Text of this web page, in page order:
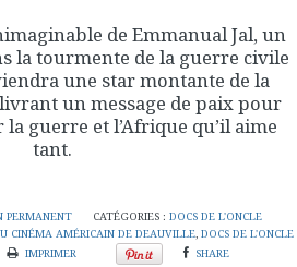
de Emmanual Jal, un
la tourmente de la guerre civile
une star montante de la
un message de paix pour
guerre et l’Afrique qu’il aime
tant.
PERMANENT CATÉGORIES :DOCS DE L'ONCLE
CINÉMA AMÉRICAIN DE DEAUVILLE ,DOCS DE L'ONCLE
IMPRIMER SHARE